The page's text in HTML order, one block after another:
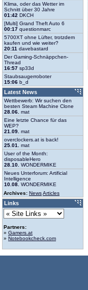
Klima, oder das Wetter im
Schnitt über 30 Jahre
01:42 DKCH
[Multi] Grand Theft Auto 6
00:17 questionmarc
5700XT ohne Lüfter, trotzdem
kaufen und wie weiter?
20:11 davebastard
Der Gaming-Schnäppchen-
Thread
16:57 sp33d
Staubsaugerroboter
15:06 b_d
Latest News
Wettbewerb: Wir suchen den
besten Steam Machine Clone
28.06. mat
Eine letzte Chance für das
WEP?
21.09. mat
overclockers.at is back!
25.01.
mat
User of the Month:
disposableHero
28.10. WONDERMIKE
Neues Unterforum: Artificial
Intelligence
10.08. WONDERMIKE
Archives: NewsArticles
Links
Partners:
» Gamers.at
» Notebookcheck.com